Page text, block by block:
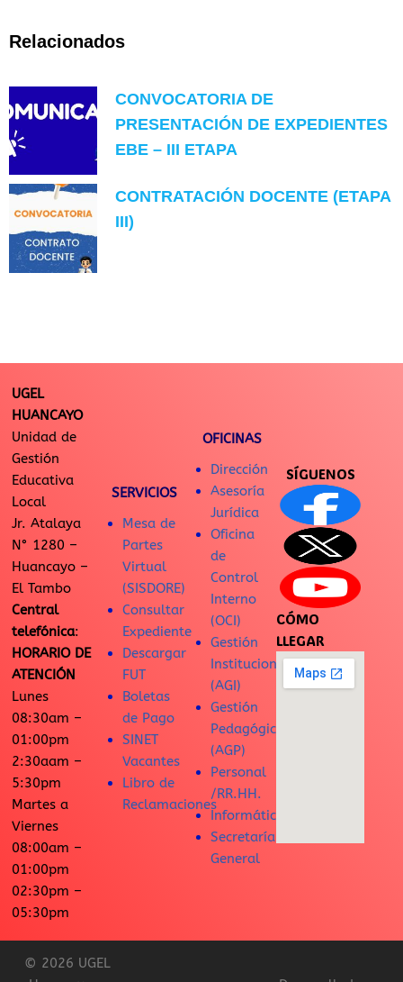
Relacionados
CONVOCATORIA DE
PRESENTACIÓN DE EXPEDIENTES
EBE – III ETAPA
CONTRATACIÓN DOCENTE (ETAPA
III)
UGEL
HUANCAYO
Unidad de
Gestión
Educativa
Local
Jr. Atalaya
N° 1280 –
Huancayo –
El Tambo
Central
telefónica:
HORARIO DE
ATENCIÓN
Lunes
08:30am –
01:00pm
2:30aam –
5:30pm
Martes a
Viernes
08:00am –
01:00pm
02:30pm –
05:30pm
SERVICIOS
Mesa de
Partes
Virtual
(SISDORE)
Consultar
Expediente
Descargar
FUT
Boletas
de Pago
SINET
Vacantes
Libro de
Reclamaciones
OFICINAS
Dirección
Asesoría
Jurídica
Oficina
de
Control
Interno
(OCI)
Gestión
Institucional
(AGI)
Gestión
Pedagógica
(AGP)
Personal
/RR.HH.
Informática
Secretaría
General
SÍGUENOS
CÓMO
LLEGAR
© 2026 UGEL